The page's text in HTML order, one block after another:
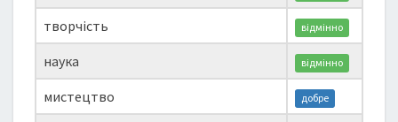
творчість відмінно
наука відмінно
мистецтво добре